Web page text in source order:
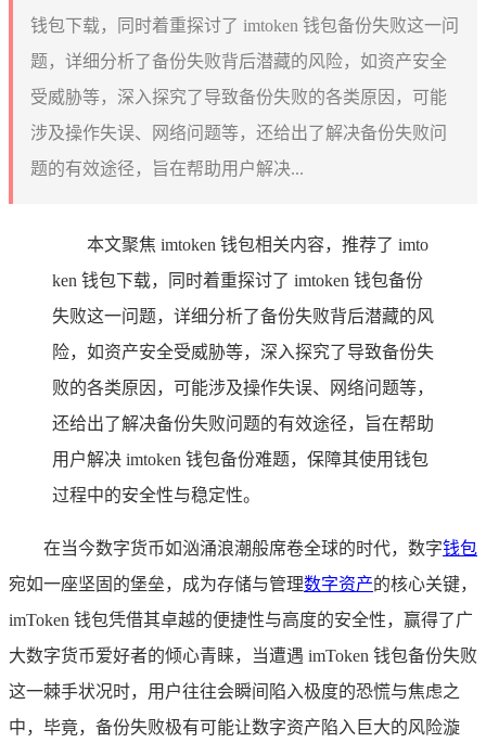
钱包下载，同时着重探讨了 imtoken 钱包备份失败这一问
题，详细分析了备份失败背后潜藏的风险，如资产安全
受威胁等，深入探究了导致备份失败的各类原因，可能
涉及操作失误、网络问题等，还给出了解决备份失败问
题的有效途径，旨在帮助用户解决...
本文聚焦 imtoken 钱包相关内容，推荐了 imto
ken 钱包下载，同时着重探讨了 imtoken 钱包备份
失败这一问题，详细分析了备份失败背后潜藏的风
险，如资产安全受威胁等，深入探究了导致备份失
败的各类原因，可能涉及操作失误、网络问题等，
还给出了解决备份失败问题的有效途径，旨在帮助
用户解决 imtoken 钱包备份难题，保障其使用钱包
过程中的安全性与稳定性。
在当今数字货币如汹涌浪潮般席卷全球的时代，数字钱包
宛如一座坚固的堡垒，成为存储与管理数字资产的核心关键，
imToken 钱包凭借其卓越的便捷性与高度的安全性，赢得了广
大数字货币爱好者的倾心青睐，当遭遇 imToken 钱包备份失败
这一棘手状况时，用户往往会瞬间陷入极度的恐慌与焦虑之
中，毕竟，备份失败极有可能让数字资产陷入巨大的风险漩